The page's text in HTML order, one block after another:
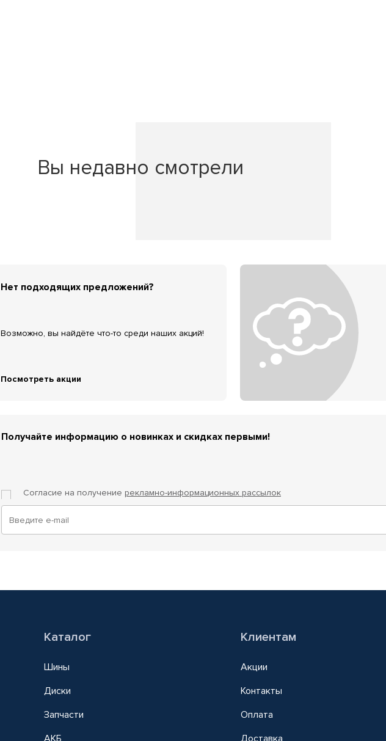
Вы недавно смотрели
Нет подходящих предложений?
Возможно, вы найдёте что-то среди наших акций!
Посмотреть акции
Получайте информацию о новинках и скидках первыми!
Согласие на получение рекламно-информационных рассылок
Каталог
Шины
Диски
Запчасти
АКБ
Клиентам
Акции
Контакты
Оплата
Доставка